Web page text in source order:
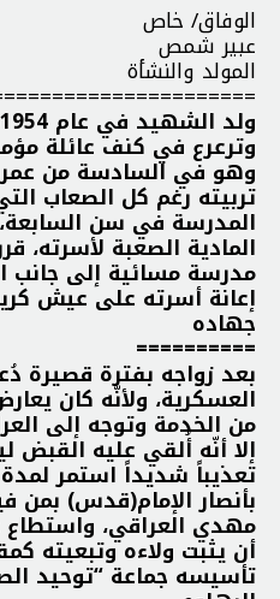
الوفاق/ خاص
عبير شمص
المولد والنشأة
وترعرع في كنف عائلة
وهو في السادسة من
تربيته رغم كل الصعاب
المدرسة في سن
المادية الصعبة لأسرته،
مدرسة مسائية إلى جانب
إعانة أسرته على عيش
جهاده
==========
بعد زواجه بفترة قصيرة
العسكرية، ولأنّه كان
من الخدمة وتوجه إلى
إلا أنّه أُلقي عليه
تعذيباً شديداً استمر
بأنصار الإمام(قدس) بمن
مهدي العراقي،
أن يثبت ولاءه وتبعيته
تأسيسه جماعة “توحيد